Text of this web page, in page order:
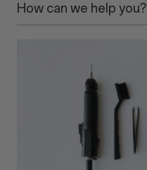
How can we help you?